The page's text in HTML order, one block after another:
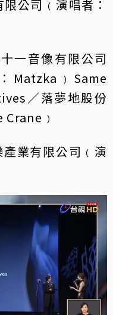
公司﹙演唱者：
一音像有限公司
Matzka﹚Same
／落夢地股份
業有限公司﹙演